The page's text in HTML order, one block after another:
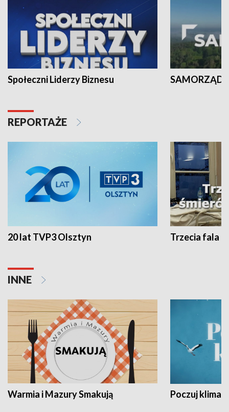
Społeczni Liderzy Biznesu SAMORZĄD
REPORTAŻE
20 lat TVP3 Olsztyn Trzecia fala -
INNE
Warmia i Mazury Smakują Poczuj klimat